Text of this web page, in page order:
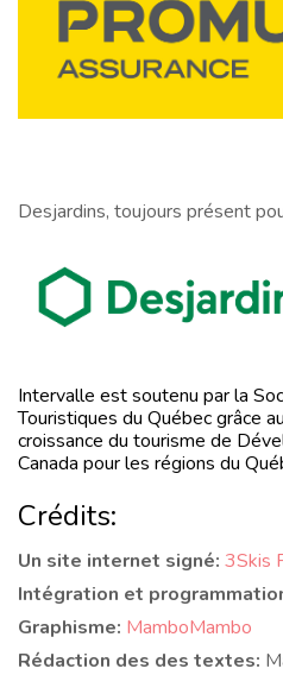
Desjardins, toujours présent
Intervalle est soutenu par la
Touristiques du Québec grâce
croissance du tourisme de
Canada pour les régions du
Crédits:
Un site internet signé: 3Skis
Intégration et
Graphisme: MamboMambo
Rédaction des des textes: